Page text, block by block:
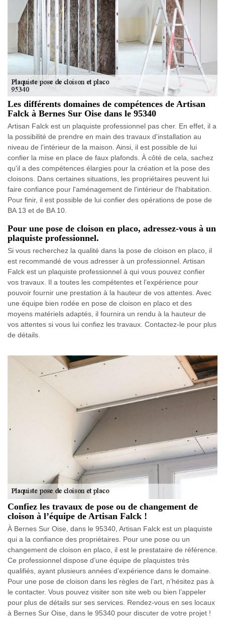
Les différents domaines de compétences de Artisan
Falck à Bernes Sur Oise dans le 95340
Artisan Falck est un plaquiste professionnel pas cher. En effet, il a
la possibilité de prendre en main des travaux d'installation au
niveau de l'intérieur de la maison. Ainsi, il est possible de lui
confier la mise en place de faux plafonds. À côté de cela, sachez
qu'il a des compétences élargies pour la création et la pose des
cloisons. Dans certaines situations, les propriétaires peuvent lui
faire confiance pour l'aménagement de l'intérieur de l'habitation.
Pour finir, il est possible de lui confier des opérations de pose de
BA 13 et de BA 10.
Pour une pose de cloison en placo, adressez-vous à un
plaquiste professionnel.
Si vous recherchez la qualité dans la pose de cloison en placo, il
est recommandé de vous adresser à un professionnel. Artisan
Falck est un plaquiste professionnel à qui vous pouvez confier
vos travaux. Il a toutes les compétentes et l’expérience pour
pouvoir fournir une prestation à la hauteur de vos attentes. Avec
une équipe bien rodée en pose de cloison en placo et des
moyens matériels adaptés, il fournira un rendu à la hauteur de
vos attentes si vous lui confiez les travaux. Contactez-le pour plus
de détails.
Confiez les travaux de pose ou de changement de
cloison à l’équipe de Artisan Falck !
À Bernes Sur Oise, dans le 95340, Artisan Falck est un plaquiste
qui a la confiance des propriétaires. Pour une pose ou un
changement de cloison en placo, il est le prestataire de référence.
Ce professionnel dispose d’une équipe de plaquistes très
qualifiés, ayant plusieurs années d’expérience dans le domaine.
Pour une pose de cloison dans les règles de l’art, n’hésitez pas à
le contacter. Vous pouvez visiter son site web ou bien l’appeler
pour plus de détails sur ses services. Rendez-vous en ses locaux
à Bernes Sur Oise, dans le 95340 pour discuter de votre projet !